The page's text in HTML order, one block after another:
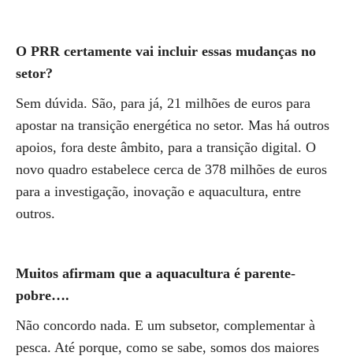
O PRR certamente vai incluir essas mudanças no
setor?
Sem dúvida. São, para já, 21 milhões de euros para
apostar na transição energética no setor. Mas há outros
apoios, fora deste âmbito, para a transição digital. O
novo quadro estabelece cerca de 378 milhões de euros
para a investigação, inovação e aquacultura, entre
outros.
Muitos afirmam que a aquacultura é parente-
pobre….
Não concordo nada. E um subsetor, complementar à
pesca. Até porque, como se sabe, somos dos maiores